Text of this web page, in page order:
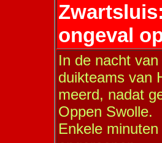
ongeval
In de nacht
duikteams van
meerd, nadat
Oppen Swolle.
Enkele